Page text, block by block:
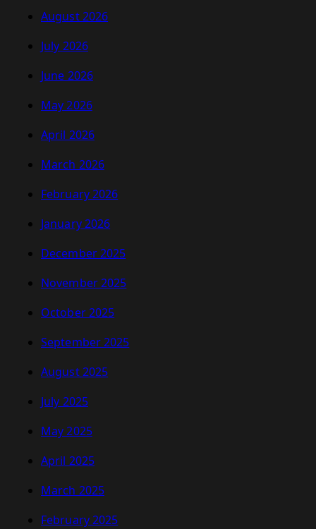
August 2026
July 2026
June 2026
May 2026
April 2026
March 2026
February 2026
January 2026
December 2025
November 2025
October 2025
September 2025
August 2025
July 2025
May 2025
April 2025
March 2025
February 2025